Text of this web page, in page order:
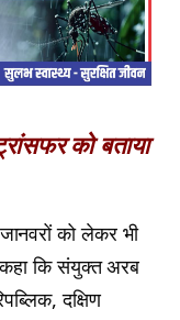
को बताया
को लेकर भी
कि संयुक्त अरब
दक्षिण